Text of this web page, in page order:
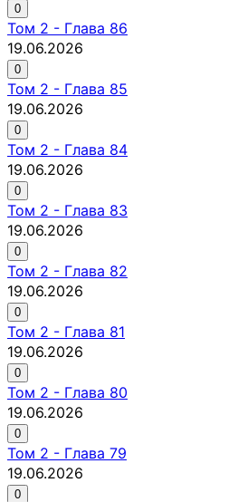
0
Том 2 - Глава 86
19.06.2026
0
Том 2 - Глава 85
19.06.2026
0
Том 2 - Глава 84
19.06.2026
0
Том 2 - Глава 83
19.06.2026
0
Том 2 - Глава 82
19.06.2026
0
Том 2 - Глава 81
19.06.2026
0
Том 2 - Глава 80
19.06.2026
0
Том 2 - Глава 79
19.06.2026
0